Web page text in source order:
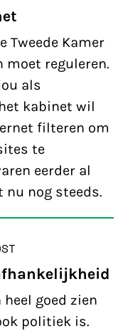
Tweede Kamer
moet reguleren.
als
kabinet wil
filteren om
te
eerder al
nu nog steeds.
goed zien
politiek is.